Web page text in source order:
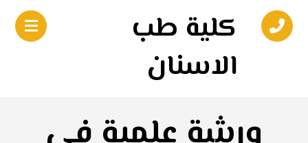
كلية طب
الاسنان